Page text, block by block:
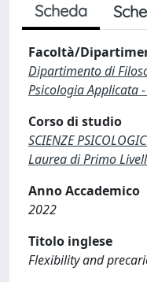
Scheda
Facoltà/
Dipartimento di
Psicologia Applicata -
Corso di studio
SCIENZE
Laurea di Primo
Anno Accademico
2022
Titolo inglese
Flexibility and